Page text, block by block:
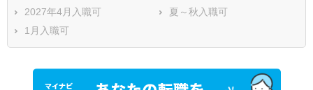
2027年4月入職可
夏～秋入職可
1月入職可